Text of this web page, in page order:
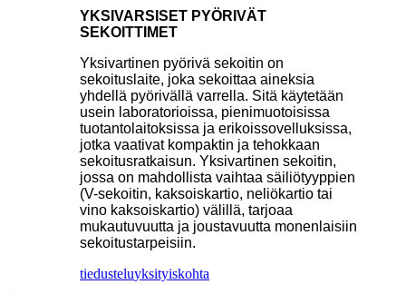
YKSIVARSISET PYÖRIVÄT
SEKOITTIMET
Yksivartinen pyörivä sekoitin on
sekoituslaite, joka sekoittaa aineksia
yhdellä pyörivällä varrella. Sitä käytetään
usein laboratorioissa, pienimuotoisissa
tuotantolaitoksissa ja erikoissovelluksissa,
jotka vaativat kompaktin ja tehokkaan
sekoitusratkaisun. Yksivartinen sekoitin,
jossa on mahdollista vaihtaa säiliötyyppien
(V-sekoitin, kaksoiskartio, neliökartio tai
vino kaksoiskartio) välillä, tarjoaa
mukautuvuutta ja joustavuutta monenlaisiin
sekoitustarpeisiin.
tiedusteluyksityiskohta